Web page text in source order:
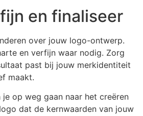
en finaliseer
over jouw logo-ontwerp.
en verfijn waar nodig. Zorg
past bij jouw merkidentiteit
maakt.
op weg gaan naar het creëren
dat de kernwaarden van jouw